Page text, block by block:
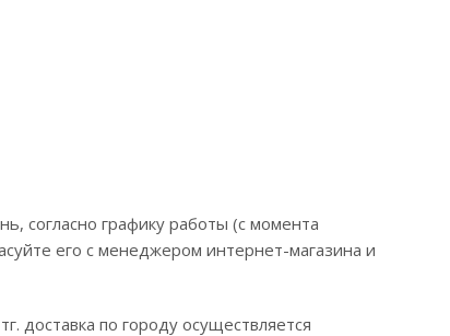
согласно графику работы (с момента
его с менеджером интернет-магазина и
доставка по городу осуществляется